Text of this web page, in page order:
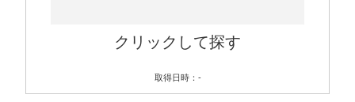
クリックして探す
取得日時：-